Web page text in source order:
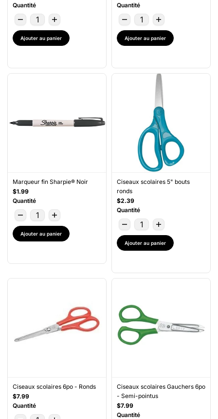
Quantité
Ajouter au panier
Quantité
Ajouter au panier
Marqueur fin Sharpie® Noir
$1.99
Quantité
Ajouter au panier
Ciseaux scolaires 5" bouts
ronds
$2.39
Quantité
Ajouter au panier
Ciseaux scolaires 6po - Ronds
$7.99
Quantité
Ciseaux scolaires Gauchers 6po
- Semi-pointus
$7.99
Quantité